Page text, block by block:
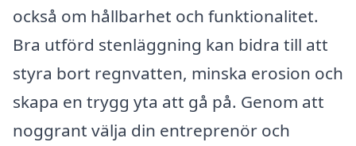
också om hållbarhet och funktionalitet.
Bra utförd stenläggning kan bidra till att
styra bort regnvatten, minska erosion och
skapa en trygg yta att gå på. Genom att
noggrant välja din entreprenör och